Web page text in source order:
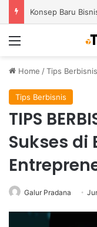
Home /Tips Berbisnis
Tips Berbisnis
TIPS
Sukses di
Galur Pradana